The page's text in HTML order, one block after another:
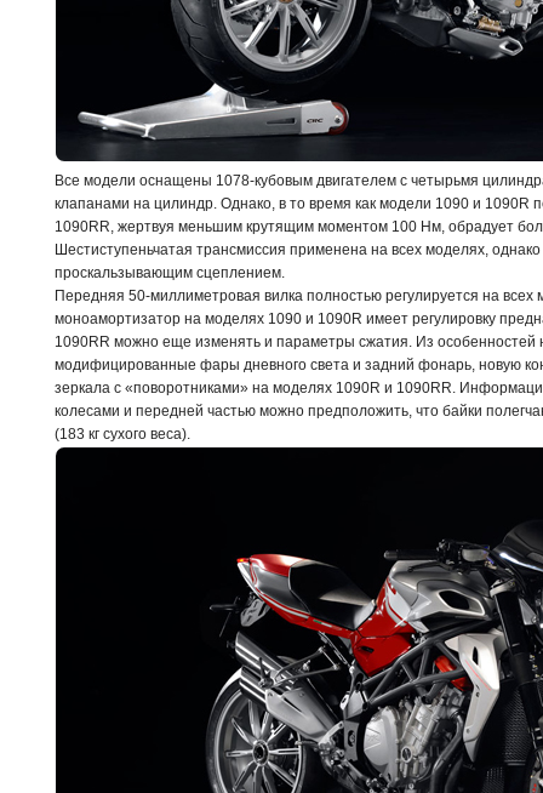
Все модели оснащены 1078-кубовым двигателем с четырьмя
клапанами на цилиндр. Однако, в то время как модели 1090 и 1090R
1090RR, жертвуя меньшим крутящим моментом 100 Нм, обрадует
Шестиступеньчатая трансмиссия применена на всех моделях,
проскальзывающим сцеплением.
Передняя 50-миллиметровая вилка полностью регулируется на всех
моноамортизатор на моделях 1090 и 1090R имеет регулировку
1090RR можно еще изменять и параметры сжатия. Из
модифицированные фары дневного света и задний фонарь, новую
зеркала с «поворотниками» на моделях 1090R и 1090RR.
колесами и передней частью можно предположить, что байки
(183 кг сухого веса).